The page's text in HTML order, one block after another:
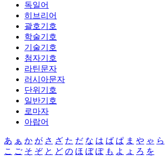
독일어
히브리어
괄호기호
학술기호
기술기호
첨자기호
라틴문자
러시아문자
단위기호
일반기호
로마자
아랍어
あ ぁ か が さ ざ た だ な は ば ぱ ま や ゃ ら
こ ご そ ぞ と ど の ほ ぼ ぽ も よ ょ ろ を